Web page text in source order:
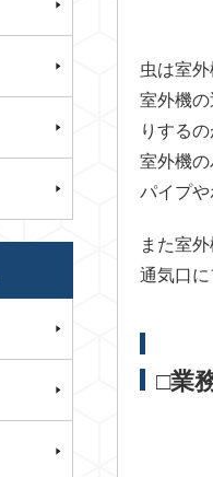
虫は室
室外機
りする
室外機
パイプ
また室
通気口
□業